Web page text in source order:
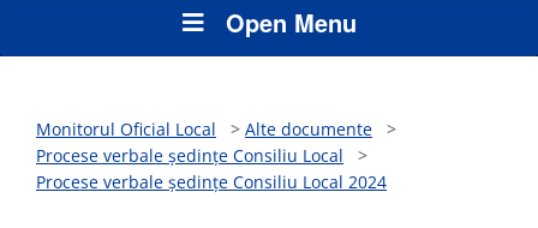
Open Menu
Monitorul Oficial Local > Alte documente
>
Procese verbale ședințe Consiliu Local
>
Procese verbale ședințe Consiliu Local 2024